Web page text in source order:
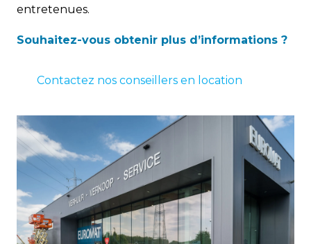
entretenues.
Souhaitez-vous obtenir plus d’informations ?
Contactez nos conseillers en location